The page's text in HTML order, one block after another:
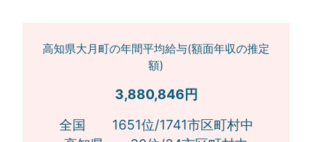
高知県大月町の年間平均給与(額面年収の推定
額)
3,880,846円
全国 1651位/1741市区町村中